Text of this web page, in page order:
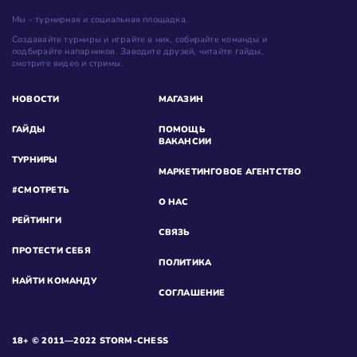
Мы - турнирная и социальная площадка.
Создавайте турниры и играйте в них, собирайте команды и
подбирайте напарников. Заводите друзей, читайте гайды,
смотрите видео и стримы.
НОВОСТИ
ГАЙДЫ
ТУРНИРЫ
#СМОТРЕТЬ
РЕЙТИНГИ
ПРОТЕСТИ СЕБЯ
НАЙТИ КОМАНДУ
МАГАЗИН
ПОМОЩЬ
ВАКАНСИИ
МАРКЕТИНГОВОЕ АГЕНТСТВО
О НАС
СВЯЗЬ
ПОЛИТИКА
СОГЛАШЕНИЕ
18+ © 2011—2022 STORM-CHESS